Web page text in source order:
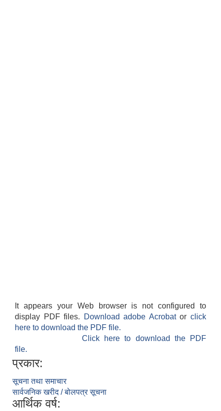
It appears your Web browser is not configured to
display PDF files.
Download adobe Acrobatorclick
here to download the PDF file.
Click here to download the PDF
file.
प्रकार:
सूचना तथा समाचार
सार्वजनिक खरीद / बोलपत्र सूचना
आर्थिक वर्ष: